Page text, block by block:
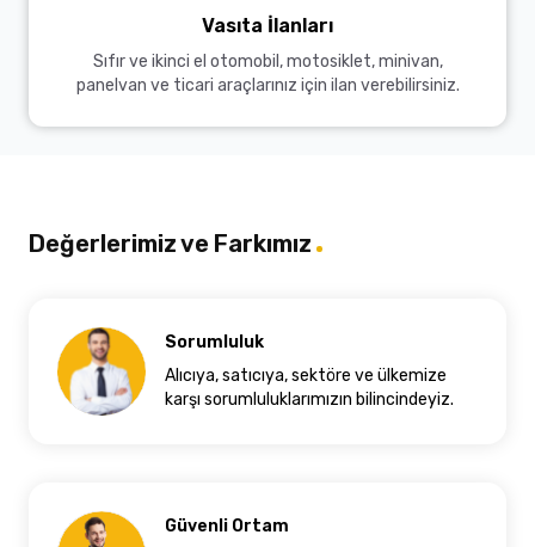
Vasıta İlanları
Sıfır ve ikinci el otomobil, motosiklet, minivan,
panelvan ve ticari araçlarınız için ilan verebilirsiniz.
Değerlerimiz ve Farkımız
Sorumluluk
Alıcıya, satıcıya, sektöre ve ülkemize
karşı sorumluluklarımızın bilincindeyiz.
Güvenli Ortam